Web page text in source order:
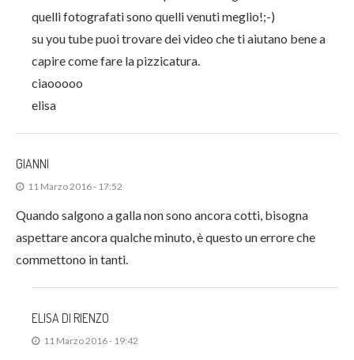
quelli fotografati sono quelli venuti meglio!;-)
su you tube puoi trovare dei video che ti aiutano bene a
capire come fare la pizzicatura.
ciaooooo
elisa
GIANNI
11 Marzo 2016 - 17:52
Quando salgono a galla non sono ancora cotti, bisogna
aspettare ancora qualche minuto, è questo un errore che
commettono in tanti.
ELISA DI RIENZO
11 Marzo 2016 - 19:42